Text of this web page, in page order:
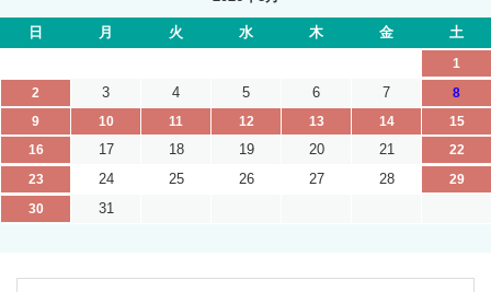
日 月 火 水 木 金 土
1
2
3 4 5 6 7
8
9
10 11 12 13 14
15
16
17 18 19 20 21
22
23
24 25 26 27 28
29
30
31